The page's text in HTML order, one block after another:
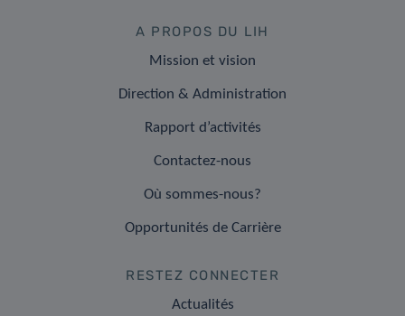
A PROPOS DU LIH
Mission et vision
Direction & Administration
Rapport d’activités
Contactez-nous
Où sommes-nous?
Opportunités de Carrière
RESTEZ CONNECTER
Actualités